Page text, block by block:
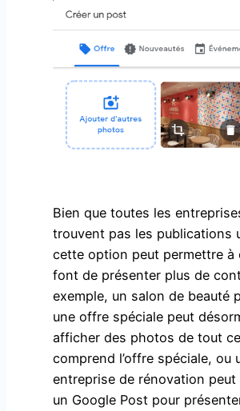
Bien que toutes les
trouvent pas les publications
cette option peut permettre à
font de présenter plus de
exemple, un salon de beauté
une offre spéciale peut
afficher des photos de tout
comprend l’offre spéciale, ou
entreprise de rénovation peut
un Google Post pour